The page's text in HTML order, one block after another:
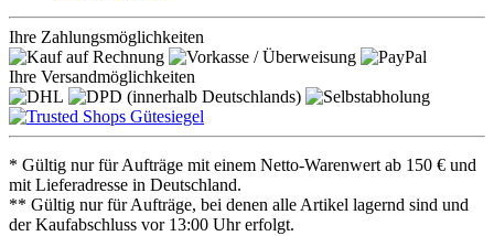
Ihre Zahlungsmöglichkeiten
Ihre Versandmöglichkeiten
* Gültig nur für Aufträge mit einem Netto-Warenwert ab 150 € und
mit Lieferadresse in Deutschland.
** Gültig nur für Aufträge, bei denen alle Artikel lagernd sind und
der Kaufabschluss vor 13:00 Uhr erfolgt.